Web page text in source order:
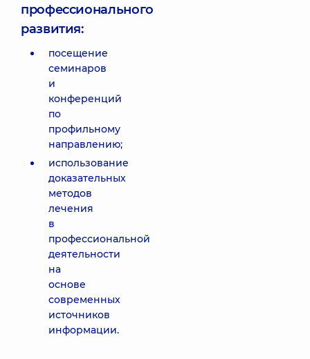
профессионального
развития:
посещение
семинаров
и
конференций
по
профильному
направлению;
использование
доказательных
методов
лечения
в
профессиональной
деятельности
на
основе
современных
источников
информации.